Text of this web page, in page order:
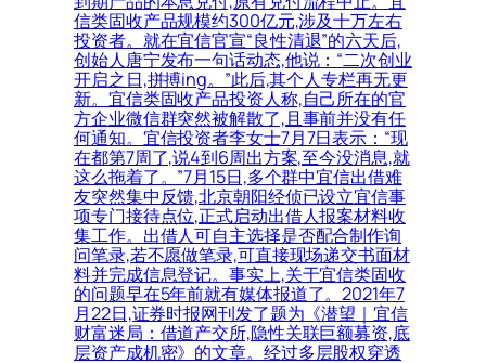
信类固收产品规模约300亿元,涉及十万左右
投资者。就在宜信官宣“良性清退”的六天后,
创始人唐宁发布一句话动态,他说：“二次创业
开启之日,拼搏ing。”此后,其个人专栏再无更
新。宜信类固收产品投资人称,自己所在的官
方企业微信群突然被解散了,且事前并没有任
何通知。宜信投资者李女士7月7日表示：“现
在都第7周了,说4到6周出方案,至今没消息,就
这么拖着了。”7月15日,多个群中宜信出借难
友突然集中反馈,北京朝阳经侦已设立宜信事
项专门接待点位,正式启动出借人报案材料收
集工作。出借人可自主选择是否配合制作询
问笔录,若不愿做笔录,可直接现场递交书面材
料并完成信息登记。事实上,关于宜信类固收
的问题早在5年前就有媒体报道了。2021年7
月22日,证券时报网刊发了题为《潜望｜宜信
财富迷局：借道产交所,隐性关联巨额募资,底
层资产成机密》的文章。经过多层股权穿透